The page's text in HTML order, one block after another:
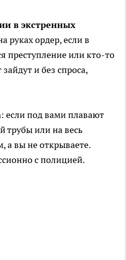
в экстренных
руках ордер, если в
преступление или кто-то
и без спроса,
: если под вами плавают
трубы или на весь
а вы не открываете.
с полицией.